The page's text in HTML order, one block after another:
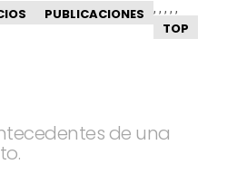
, , ,
PUBLICACIONES ,
TOP
,
de una